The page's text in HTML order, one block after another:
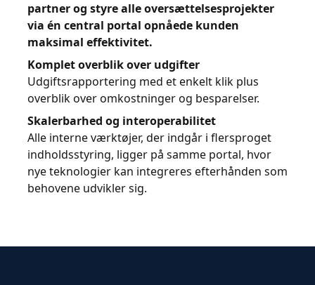
partner og styre alle oversættelsesprojekter
via én central portal opnåede kunden
maksimal effektivitet.
Komplet overblik over udgifter
Udgiftsrapportering med et enkelt klik plus
overblik over omkostninger og besparelser.
Skalerbarhed og interoperabilitet
Alle interne værktøjer, der indgår i flersproget
indholdsstyring, ligger på samme portal, hvor
nye teknologier kan integreres efterhånden som
behovene udvikler sig.